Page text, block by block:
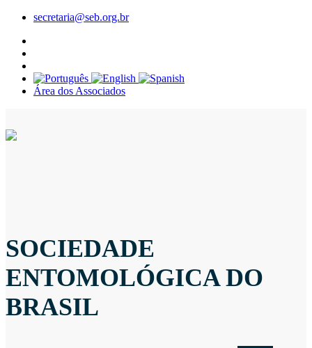
secretaria@seb.org.br
Área dos Associados
SOCIEDADE
ENTOMOLÓGICA DO
BRASIL